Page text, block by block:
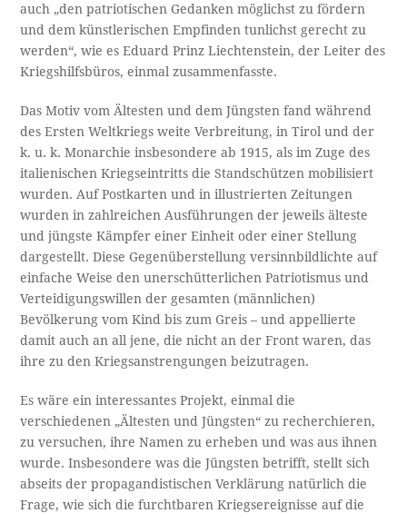
auch „den patriotischen Gedanken möglichst zu fördern
und dem künstlerischen Empfinden tunlichst gerecht zu
werden“, wie es Eduard Prinz Liechtenstein, der Leiter des
Kriegshilfsbüros, einmal zusammenfasste.
Das Motiv vom Ältesten und dem Jüngsten fand während
des Ersten Weltkriegs weite Verbreitung, in Tirol und der
k. u. k. Monarchie insbesondere ab 1915, als im Zuge des
italienischen Kriegseintritts die Standschützen mobilisiert
wurden. Auf Postkarten und in illustrierten Zeitungen
wurden in zahlreichen Ausführungen der jeweils älteste
und jüngste Kämpfer einer Einheit oder einer Stellung
dargestellt. Diese Gegenüberstellung versinnbildlichte auf
einfache Weise den unerschütterlichen Patriotismus und
Verteidigungswillen der gesamten (männlichen)
Bevölkerung vom Kind bis zum Greis – und appellierte
damit auch an all jene, die nicht an der Front waren, das
ihre zu den Kriegsanstrengungen beizutragen.
Es wäre ein interessantes Projekt, einmal die
verschiedenen „Ältesten und Jüngsten“ zu recherchieren,
zu versuchen, ihre Namen zu erheben und was aus ihnen
wurde. Insbesondere was die Jüngsten betrifft, stellt sich
abseits der propagandistischen Verklärung natürlich die
Frage, wie sich die furchtbaren Kriegsereignisse auf die